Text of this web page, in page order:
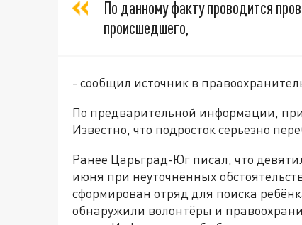
По данному факту проводится
происшедшего,
- сообщил источник в
По предварительной информации,
Известно, что подросток серьезно
Ранее Царьград-Юг писал, что
июня при неуточнённых
сформирован отряд для поиска
обнаружили волонтёры и